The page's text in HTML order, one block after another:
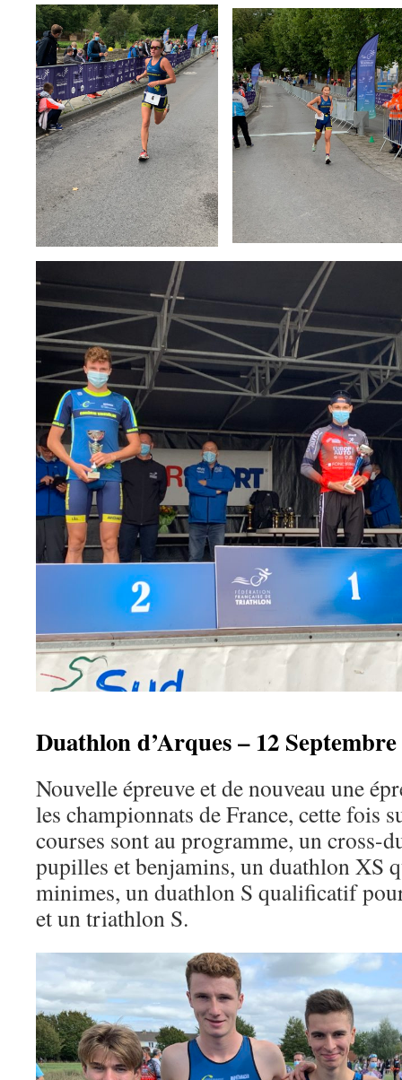
Duathlon d’Arques – 12
Nouvelle épreuve et de nouveau une
les championnats de France, cette fois
courses sont au programme, un cross-
pupilles et benjamins, un duathlon XS
minimes, un duathlon S qualificatif
et un triathlon S.